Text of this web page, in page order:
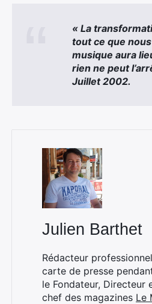
« La
tout ce que
musique aura
rien ne peut
Juillet 2002.
Julien Barthet
Rédacteur
carte de presse
le Fondateur, Directeur
chef des magazines Le
Rechercher